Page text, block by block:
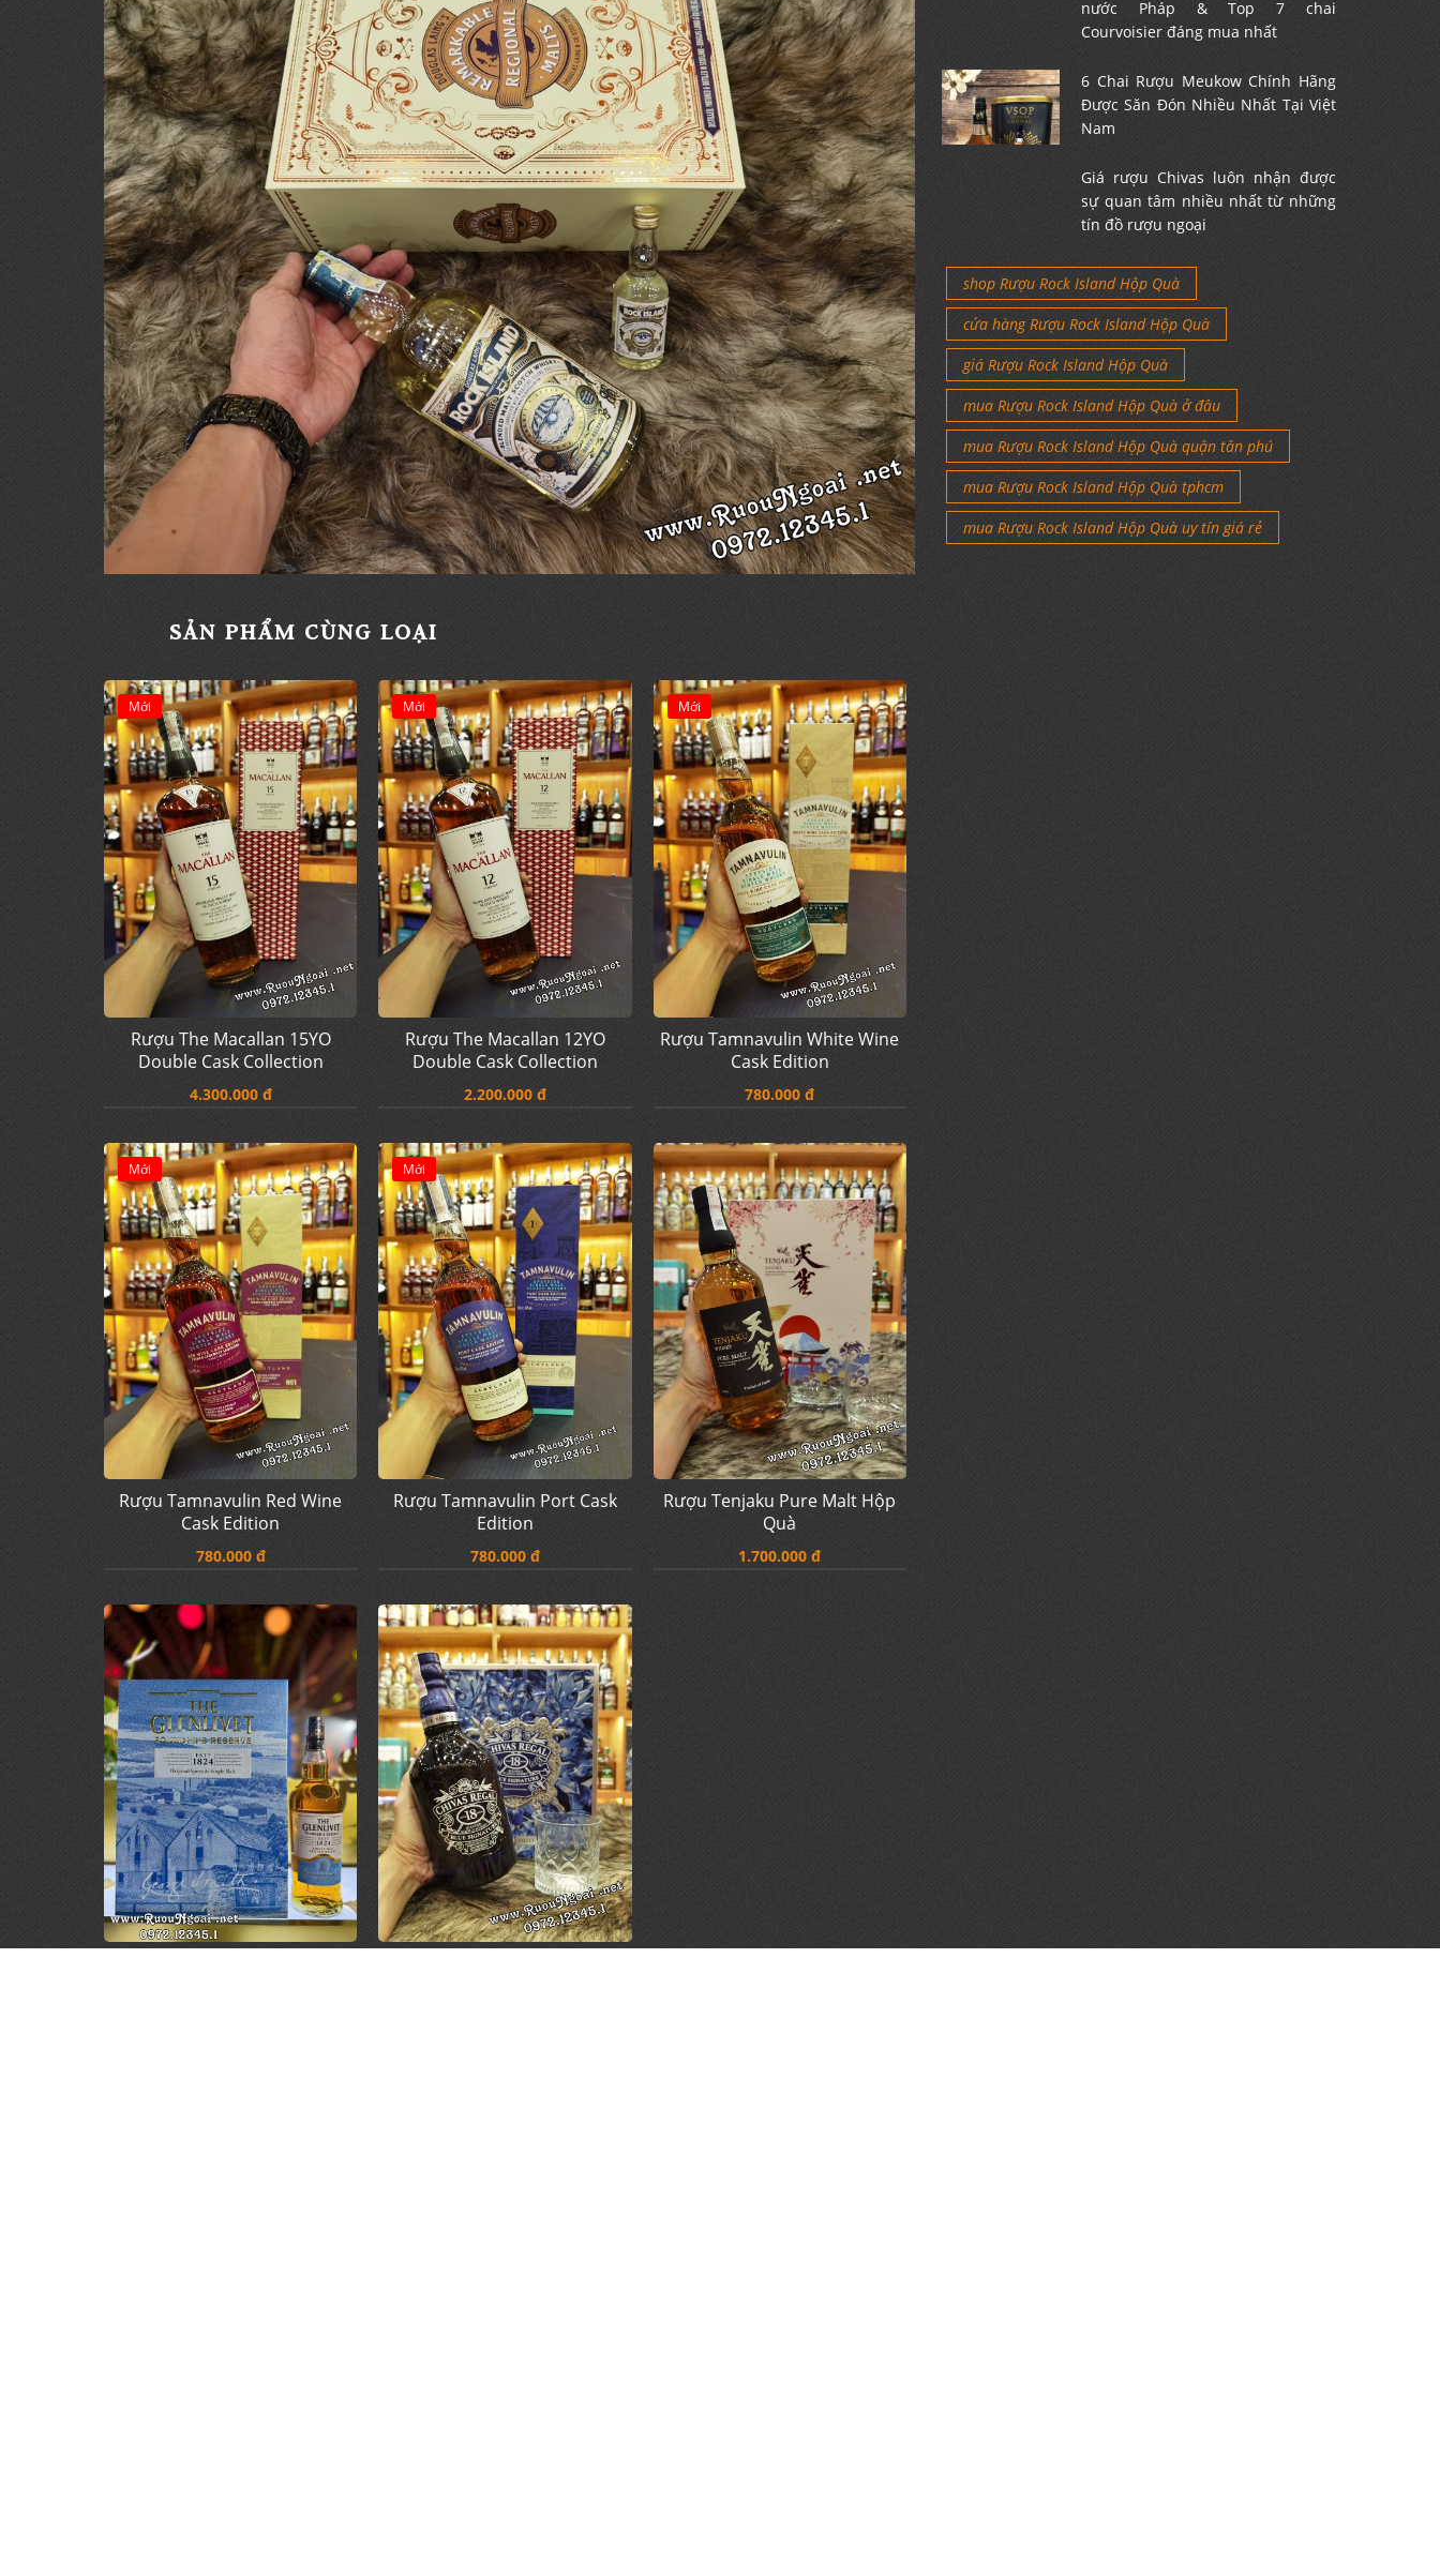
SẢN PHẨM CÙNG LOẠI
Mới
Rượu The Macallan 15YO
Double Cask Collection
4.300.000 đ
Mới
Rượu The Macallan 12YO
Double Cask Collection
2.200.000 đ
Mới
Rượu Tamnavulin White Wine
Cask Edition
780.000 đ
Mới
Rượu Tamnavulin Red Wine
Cask Edition
780.000 đ
Mới
Rượu Tamnavulin Port Cask
Edition
780.000 đ
Rượu Tenjaku Pure Malt Hộp
Quà
1.700.000 đ
nước Pháp & Top 7 chai
Courvoisier đáng mua nhất
6 Chai Rượu Meukow Chính Hãng
Được Săn Đón Nhiều Nhất Tại Việt
Nam
Giá rượu Chivas luôn nhận được
sự quan tâm nhiều nhất từ những
tín đồ rượu ngoại
shop Rượu Rock Island Hộp Quà
cửa hàng Rượu Rock Island Hộp Quà
giá Rượu Rock Island Hộp Quà
mua Rượu Rock Island Hộp Quà ở đâu
mua Rượu Rock Island Hộp Quà quận tân phú
mua Rượu Rock Island Hộp Quà tphcm
mua Rượu Rock Island Hộp Quà uy tín giá rẻ